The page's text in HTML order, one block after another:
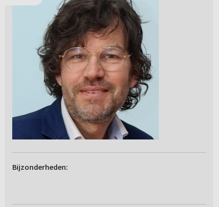
Bijzonderheden: